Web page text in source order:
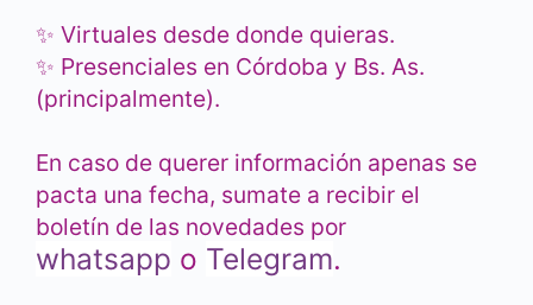
✨ Virtuales desde donde quieras.
✨ Presenciales en Córdoba y Bs. As.
(principalmente).
En caso de querer información apenas se
pacta una fecha, sumate a recibir el
boletín de las novedades por
whatsapp o Telegram.